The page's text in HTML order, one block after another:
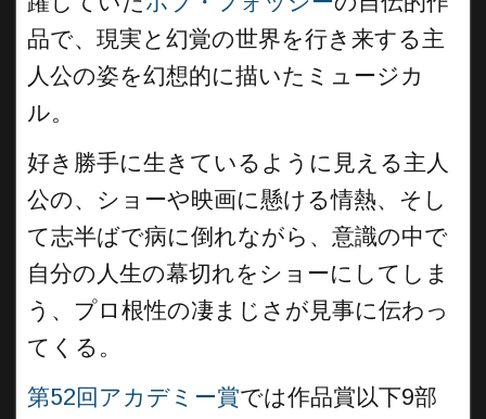
品で、現実と幻覚の世界を行き来する主
人公の姿を幻想的に描いたミュージカ
ル。
好き勝手に生きているように見える主人
公の、ショーや映画に懸ける情熱、そし
て志半ばで病に倒れながら、意識の中で
自分の人生の幕切れをショーにしてしま
う、プロ根性の凄まじさが見事に伝わっ
てくる。
第52回アカデミー賞では作品賞以下9部